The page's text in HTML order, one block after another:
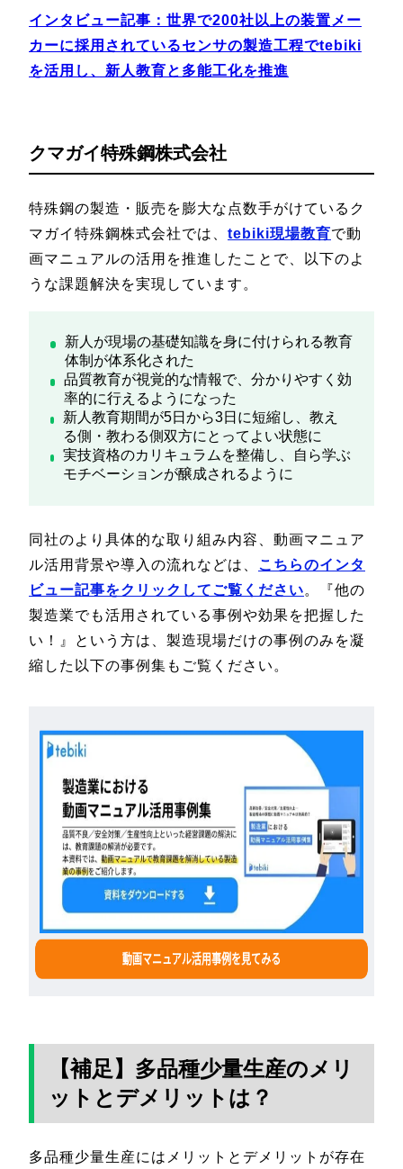
インタビュー記事： 世界で200社以上の装置メー
カーに採用されているセンサの製造工程でtebiki
を活用し、新人教育と多能工化を推進
クマガイ特殊鋼株式会社
特殊鋼の製造・販売を膨大な点数手がけているク
マガイ特殊鋼株式会社では、 tebiki現場教育で動
画マニュアルの活用を推進したことで、以下のよ
うな課題解決を実現しています。
新人が現場の基礎知識を身に付けられる教育
体制が体系化された
品質教育が視覚的な情報で、分かりやすく効
率的に行えるようになった
新人教育期間が5日から3日に短縮し、教え
る側・教わる側双方にとってよい状態に
実技資格のカリキュラムを整備し、自ら学ぶ
モチベーションが醸成されるように
同社のより具体的な取り組み内容、動画マニュア
ル活用背景や導入の流れなどは、 こちらのインタ
ビュー記事をクリックしてご覧ください。『他の
製造業でも活用されている事例や効果を把握した
い！』という方は、製造現場だけの事例のみを凝
縮した以下の事例集もご覧ください。
【補足】多品種少量生産のメリ
ットとデメリットは？
多品種少量生産にはメリットとデメリットが存在